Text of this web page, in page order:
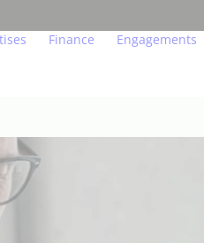
et Grands projets
résidentiel
gérées
Finance Engagements